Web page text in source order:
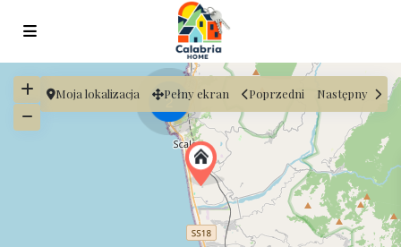
2
Moja lokalizacja Pełny ekran Poprzedni Następny